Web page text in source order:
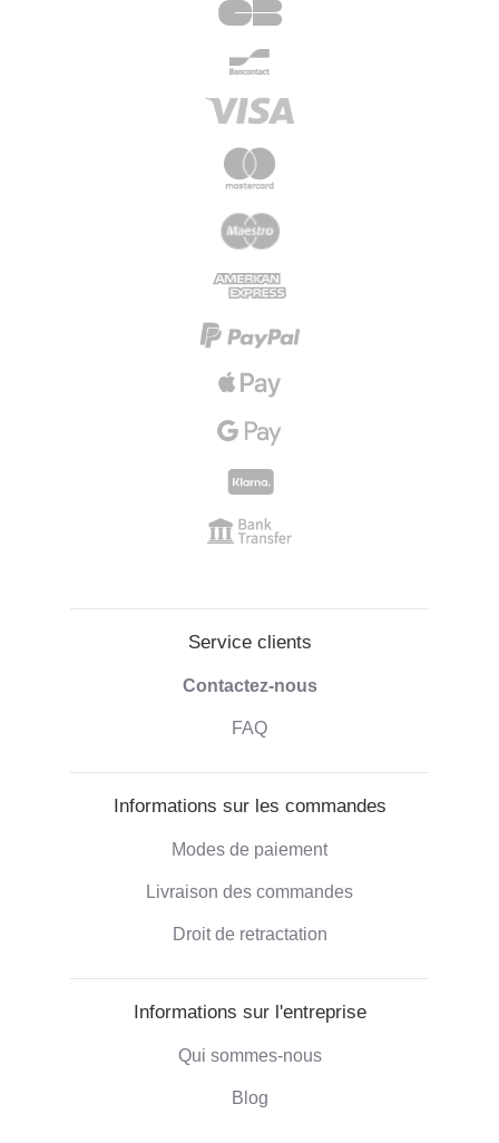
Service clients
Contactez-nous
FAQ
Informations sur les commandes
Modes de paiement
Livraison des commandes
Droit de retractation
Informations sur l'entreprise
Qui sommes-nous
Blog